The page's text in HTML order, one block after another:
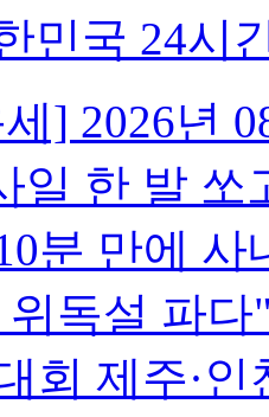
민국 24시
] 2026년
일 한 발 쏘
분 만에 사
독설 파다
회 제주·인